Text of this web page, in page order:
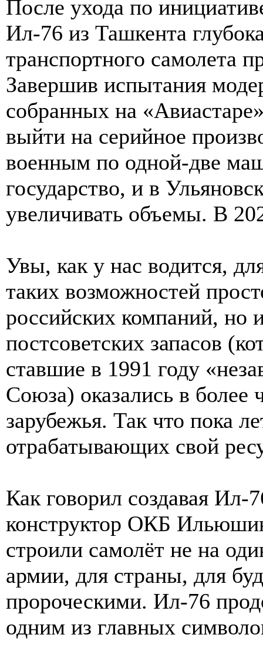
После ухода по
Ил-76 из Ташкента
транспортного самолета
Завершив испытания
собранных на
выйти на серийное
военным по одной-две
государство, и в
увеличивать объемы. В
Увы, как у нас водится,
таких возможностей
российских компаний,
постсоветских запасов
ставшие в 1991 году
Союза) оказались в более
зарубежья. Так что пока
отрабатывающих свой
Как говорил создавая Ил-
конструктор ОКБ
строили самолёт не на
армии, для страны, для
пророческими. Ил-76
одним из главных